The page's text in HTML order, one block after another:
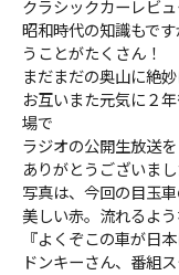
クラシックカーレビ
昭和時代の知識もで
うことがたくさん！
まだまだの奥山に絶
お互いまた元気に２
場で
ラジオの公開生放送
ありがとうございまし
写真は、今回の目玉
美しい赤。流れるよう
『よくぞこの車が日本
ドンキーさん、番組